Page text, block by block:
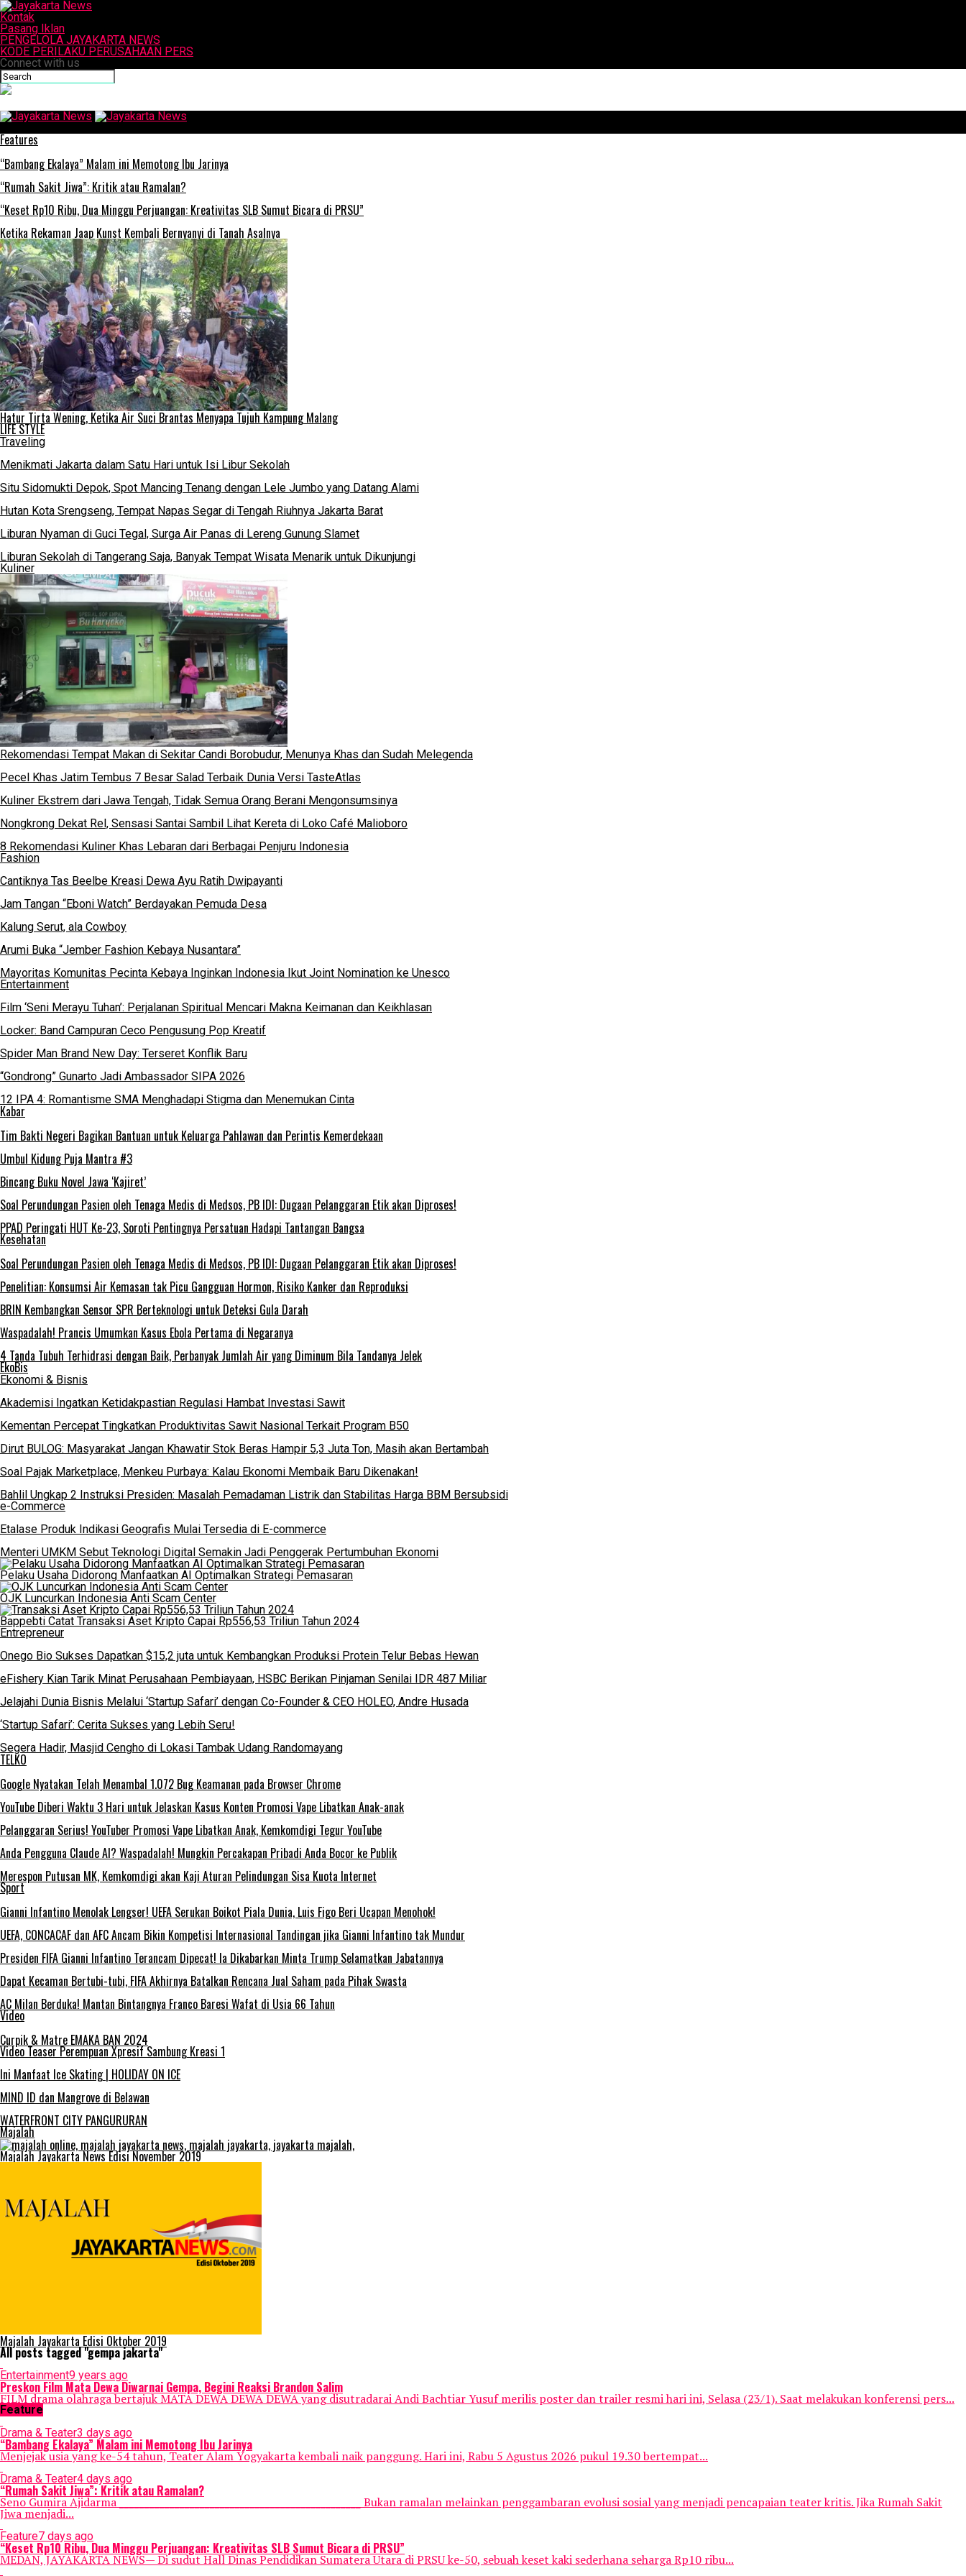
Kontak
Pasang Iklan
PENGELOLA JAYAKARTA NEWS
KODE PERILAKU PERUSAHAAN PERS
Connect with us
Features
“Bambang Ekalaya” Malam ini Memotong Ibu Jarinya
“Rumah Sakit Jiwa”: Kritik atau Ramalan?
“Keset Rp10 Ribu, Dua Minggu Perjuangan: Kreativitas SLB Sumut Bicara di PRSU”
Ketika Rekaman Jaap Kunst Kembali Bernyanyi di Tanah Asalnya
Hatur Tirta Wening, Ketika Air Suci Brantas Menyapa Tujuh Kampung Malang
LIFE STYLE
Traveling
Menikmati Jakarta dalam Satu Hari untuk Isi Libur Sekolah
Situ Sidomukti Depok, Spot Mancing Tenang dengan Lele Jumbo yang Datang Alami
Hutan Kota Srengseng, Tempat Napas Segar di Tengah Riuhnya Jakarta Barat
Liburan Nyaman di Guci Tegal, Surga Air Panas di Lereng Gunung Slamet
Liburan Sekolah di Tangerang Saja, Banyak Tempat Wisata Menarik untuk Dikunjungi
Kuliner
Rekomendasi Tempat Makan di Sekitar Candi Borobudur, Menunya Khas dan Sudah Melegenda
Pecel Khas Jatim Tembus 7 Besar Salad Terbaik Dunia Versi TasteAtlas
Kuliner Ekstrem dari Jawa Tengah, Tidak Semua Orang Berani Mengonsumsinya
Nongkrong Dekat Rel, Sensasi Santai Sambil Lihat Kereta di Loko Café Malioboro
8 Rekomendasi Kuliner Khas Lebaran dari Berbagai Penjuru Indonesia
Fashion
Cantiknya Tas Beelbe Kreasi Dewa Ayu Ratih Dwipayanti
Jam Tangan “Eboni Watch” Berdayakan Pemuda Desa
Kalung Serut, ala Cowboy
Arumi Buka “Jember Fashion Kebaya Nusantara”
Mayoritas Komunitas Pecinta Kebaya Inginkan Indonesia Ikut Joint Nomination ke Unesco
Entertainment
Film ‘Seni Merayu Tuhan’: Perjalanan Spiritual Mencari Makna Keimanan dan Keikhlasan
Locker: Band Campuran Ceco Pengusung Pop Kreatif
Spider Man Brand New Day: Terseret Konflik Baru
“Gondrong” Gunarto Jadi Ambassador SIPA 2026
12 IPA 4: Romantisme SMA Menghadapi Stigma dan Menemukan Cinta
Kabar
Tim Bakti Negeri Bagikan Bantuan untuk Keluarga Pahlawan dan Perintis Kemerdekaan
Umbul Kidung Puja Mantra #3
Bincang Buku Novel Jawa ‘Kajiret’
Soal Perundungan Pasien oleh Tenaga Medis di Medsos, PB IDI: Dugaan Pelanggaran Etik akan Diproses!
PPAD Peringati HUT Ke-23, Soroti Pentingnya Persatuan Hadapi Tantangan Bangsa
Kesehatan
Soal Perundungan Pasien oleh Tenaga Medis di Medsos, PB IDI: Dugaan Pelanggaran Etik akan Diproses!
Penelitian: Konsumsi Air Kemasan tak Picu Gangguan Hormon, Risiko Kanker dan Reproduksi
BRIN Kembangkan Sensor SPR Berteknologi untuk Deteksi Gula Darah
Waspadalah! Prancis Umumkan Kasus Ebola Pertama di Negaranya
4 Tanda Tubuh Terhidrasi dengan Baik, Perbanyak Jumlah Air yang Diminum Bila Tandanya Jelek
EkoBis
Ekonomi & Bisnis
Akademisi Ingatkan Ketidakpastian Regulasi Hambat Investasi Sawit
Kementan Percepat Tingkatkan Produktivitas Sawit Nasional Terkait Program B50
Dirut BULOG: Masyarakat Jangan Khawatir Stok Beras Hampir 5,3 Juta Ton, Masih akan Bertambah
Soal Pajak Marketplace, Menkeu Purbaya: Kalau Ekonomi Membaik Baru Dikenakan!
Bahlil Ungkap 2 Instruksi Presiden: Masalah Pemadaman Listrik dan Stabilitas Harga BBM Bersubsidi
e-Commerce
Etalase Produk Indikasi Geografis Mulai Tersedia di E-commerce
Menteri UMKM Sebut Teknologi Digital Semakin Jadi Penggerak Pertumbuhan Ekonomi
Pelaku Usaha Didorong Manfaatkan AI Optimalkan Strategi Pemasaran
OJK Luncurkan Indonesia Anti Scam Center
Bappebti Catat Transaksi Aset Kripto Capai Rp556,53 Triliun Tahun 2024
Entrepreneur
Onego Bio Sukses Dapatkan $15,2 juta untuk Kembangkan Produksi Protein Telur Bebas Hewan
eFishery Kian Tarik Minat Perusahaan Pembiayaan, HSBC Berikan Pinjaman Senilai IDR 487 Miliar
Jelajahi Dunia Bisnis Melalui ‘Startup Safari’ dengan Co-Founder & CEO HOLEO, Andre Husada
‘Startup Safari’: Cerita Sukses yang Lebih Seru!
Segera Hadir, Masjid Cengho di Lokasi Tambak Udang Randomayang
TELKO
Google Nyatakan Telah Menambal 1.072 Bug Keamanan pada Browser Chrome
YouTube Diberi Waktu 3 Hari untuk Jelaskan Kasus Konten Promosi Vape Libatkan Anak-anak
Pelanggaran Serius! YouTuber Promosi Vape Libatkan Anak, Kemkomdigi Tegur YouTube
Anda Pengguna Claude AI? Waspadalah! Mungkin Percakapan Pribadi Anda Bocor ke Publik
Merespon Putusan MK, Kemkomdigi akan Kaji Aturan Pelindungan Sisa Kuota Internet
Sport
Gianni Infantino Menolak Lengser! UEFA Serukan Boikot Piala Dunia, Luis Figo Beri Ucapan Menohok!
UEFA, CONCACAF dan AFC Ancam Bikin Kompetisi Internasional Tandingan jika Gianni Infantino tak Mundur
Presiden FIFA Gianni Infantino Terancam Dipecat! Ia Dikabarkan Minta Trump Selamatkan Jabatannya
Dapat Kecaman Bertubi-tubi, FIFA Akhirnya Batalkan Rencana Jual Saham pada Pihak Swasta
AC Milan Berduka! Mantan Bintangnya Franco Baresi Wafat di Usia 66 Tahun
Video
Curpik & Matre EMAKA BAN 2024
Video Teaser Perempuan Xpresif Sambung Kreasi 1
Ini Manfaat Ice Skating | HOLIDAY ON ICE
MIND ID dan Mangrove di Belawan
WATERFRONT CITY PANGURURAN
Majalah
Majalah Jayakarta News Edisi November 2019
Majalah Jayakarta Edisi Oktober 2019
All posts tagged "gempa jakarta"
Entertainment9 years ago
Preskon Film Mata Dewa Diwarnai Gempa, Begini Reaksi Brandon Salim
FILM drama olahraga bertajuk MATA DEWA DEWA DEWA yang disutradarai Andi Bachtiar Yusuf merilis poster dan trailer resmi hari ini, Selasa (23/1). Saat melakukan konferensi pers...
Feature
Drama & Teater3 days ago
“Bambang Ekalaya” Malam ini Memotong Ibu Jarinya
Menjejak usia yang ke-54 tahun, Teater Alam Yogyakarta kembali naik panggung. Hari ini, Rabu 5 Agustus 2026 pukul 19.30 bertempat...
Drama & Teater4 days ago
“Rumah Sakit Jiwa”: Kritik atau Ramalan?
Seno Gumira Ajidarma ________________________________________________ Bukan ramalan melainkan penggambaran evolusi sosial yang menjadi pencapaian teater kritis. Jika Rumah Sakit
Jiwa menjadi...
Feature7 days ago
“Keset Rp10 Ribu, Dua Minggu Perjuangan: Kreativitas SLB Sumut Bicara di PRSU”
MEDAN, JAYAKARTA NEWS— Di sudut Hall Dinas Pendidikan Sumatera Utara di PRSU ke-50, sebuah keset kaki sederhana seharga Rp10 ribu...